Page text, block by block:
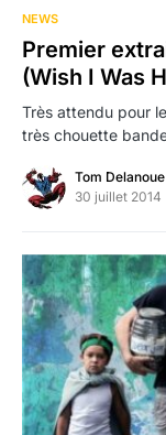
NEWS
Premier
(Wish I Was
Très attendu pour
très chouette
Tom Delanoue
30 juillet 2014